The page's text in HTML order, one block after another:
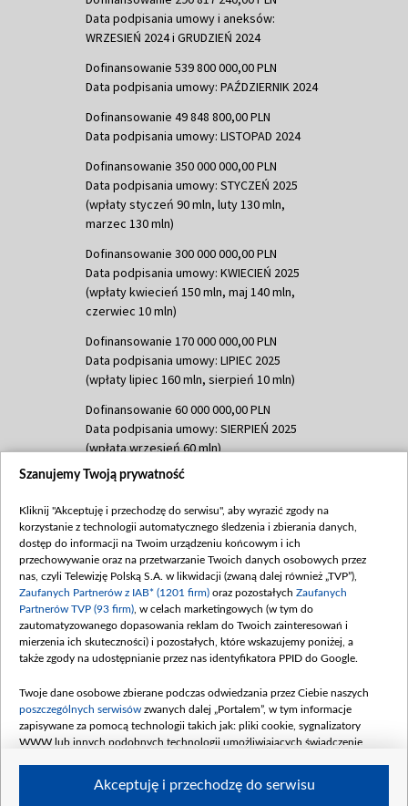
Data podpisania umowy i aneksów:
WRZESIEŃ 2024 i GRUDZIEŃ 2024
Dofinansowanie 539 800 000,00 PLN
Data podpisania umowy: PAŹDZIERNIK 2024
Dofinansowanie 49 848 800,00 PLN
Data podpisania umowy: LISTOPAD 2024
Dofinansowanie 350 000 000,00 PLN
Data podpisania umowy: STYCZEŃ 2025
(wpłaty styczeń 90 mln, luty 130 mln,
marzec 130 mln)
Dofinansowanie 300 000 000,00 PLN
Data podpisania umowy: KWIECIEŃ 2025
(wpłaty kwiecień 150 mln, maj 140 mln,
czerwiec 10 mln)
Dofinansowanie 170 000 000,00 PLN
Data podpisania umowy: LIPIEC 2025
(wpłaty lipiec 160 mln, sierpień 10 mln)
Dofinansowanie 60 000 000,00 PLN
Data podpisania umowy: SIERPIEŃ 2025
(wpłata wrzesień 60 mln)
Dofinansowanie 635 783 051,21 PLN
(wpłata wrzesień 100 mln, październik 350
mln, listopad 265 mln)
Dofinansowanie 48 862 000,00 PLN
Data podpisania umowy: GRUDZIEŃ 2025
(wpłata grudzień 60,548 mln)
Dofinansowanie 900 000 000,00 PLN
Data podpisania umowy: LUTY 2026 (wpłata
kwiecień 180 mln, 7 maja 180 mln, 8
czerwca 90 mln)
Dofinansowanie 250 000 000,00 PLN
4 sierpnia 250 mln
Szanujemy Twoją prywatność
Kliknij "Akceptuję i przechodzę do serwisu", aby wyrazić zgody na
korzystanie z technologii automatycznego śledzenia i zbierania danych,
dostęp do informacji na Twoim urządzeniu końcowym i ich
przechowywanie oraz na przetwarzanie Twoich danych osobowych przez
nas, czyli Telewizję Polską S.A. w likwidacji (zwaną dalej również „TVP”),
Zaufanych Partnerów z IAB* (1201 firm) oraz pozostałych Zaufanych
Partnerów TVP (93 firm) , w celach marketingowych (w tym do
zautomatyzowanego dopasowania reklam do Twoich zainteresowań i
mierzenia ich skuteczności) i pozostałych, które wskazujemy poniżej, a
także zgody na udostępnianie przez nas identyfikatora PPID do Google.
Twoje dane osobowe zbierane podczas odwiedzania przez Ciebie naszych
poszczególnych serwisów zwanych dalej „Portalem”, w tym informacje
zapisywane za pomocą technologii takich jak: pliki cookie, sygnalizatory
WWW lub innych podobnych technologii umożliwiających świadczenie
Akceptuję i przechodzę do serwisu